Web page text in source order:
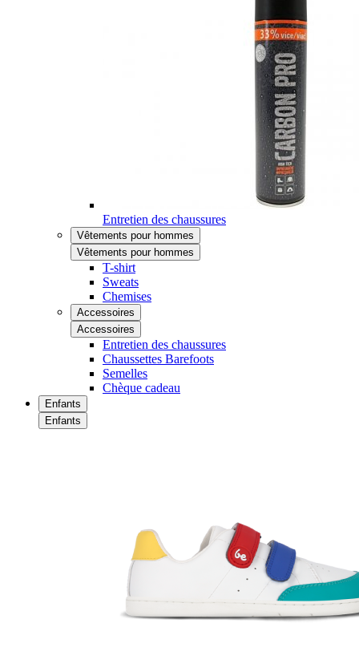
Entretien des chaussures
Vêtements pour hommes
Vêtements pour hommes
T-shirt
Sweats
Chemises
Accessoires
Accessoires
Entretien des chaussures
Chaussettes Barefoots
Semelles
Chèque cadeau
Enfants
Enfants